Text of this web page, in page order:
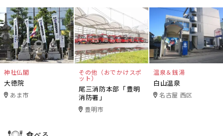
神社仏閣
大徳院
あま市
その他（おでかけスポ
ット）
尾三消防本部「豊明
消防署」
豊明市
温泉＆銭湯
白山温泉
名古屋 西区